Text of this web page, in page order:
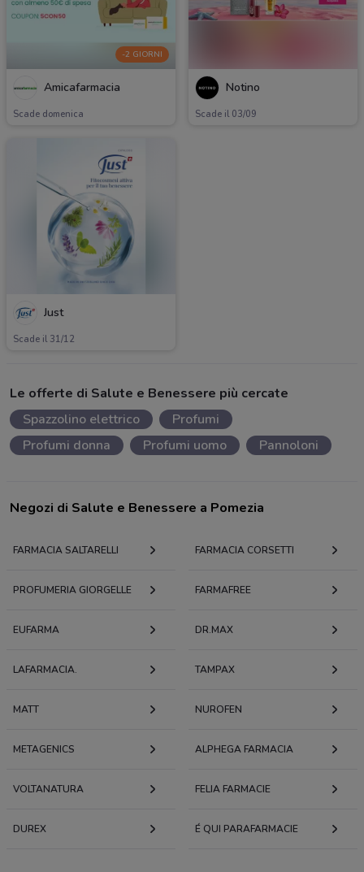
-2 GIORNI
Amicafarmacia
Scade domenica
Notino
Scade il 03/09
Just
Scade il 31/12
Le offerte di Salute e Benessere più cercate
Spazzolino elettrico
Profumi
Profumi donna
Profumi uomo Pannoloni
Negozi di Salute e Benessere a Pomezia
FARMACIA SALTARELLI FARMACIA CORSETTI
PROFUMERIA GIORGELLE FARMAFREE
EUFARMA DR.MAX
LAFARMACIA. TAMPAX
MATT NUROFEN
METAGENICS ALPHEGA FARMACIA
VOLTANATURA FELIA FARMACIE
DUREX É QUI PARAFARMACIE